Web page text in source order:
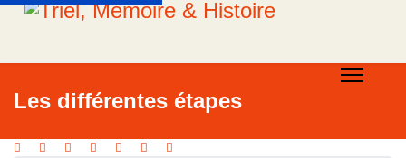
Les différentes étapes